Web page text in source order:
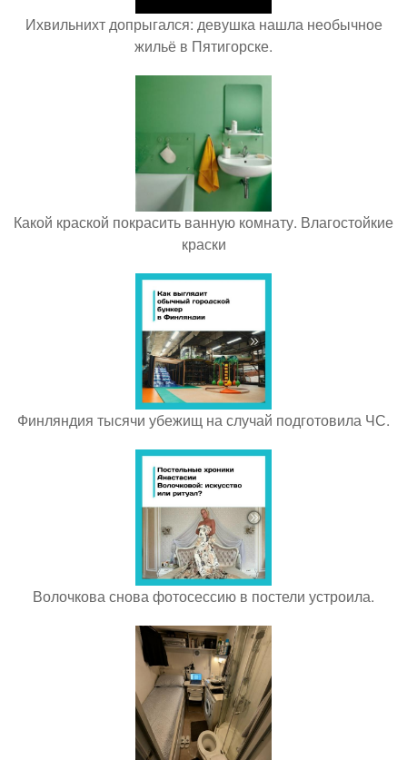
Ихвильнихт допрыгался: девушка нашла необычное
жильё в Пятигорске.
Какой краской покрасить ванную комнату. Влагостойкие
краски
Финляндия тысячи убежищ на случай подготовила ЧС.
Волочкова снова фотосессию в постели устроила.